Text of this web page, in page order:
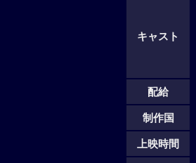
キャスト
配給
制作国
上映時間